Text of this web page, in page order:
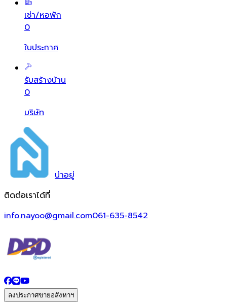
เช่า/หอพัก
0
ใบประกาศ
รับสร้างบ้าน
0
บริษัท
น่าอยู่
ติดต่อเราได้ที่
info.nayoo@gmail.com061-635-8542
ลงประกาศขายอสังหาฯ